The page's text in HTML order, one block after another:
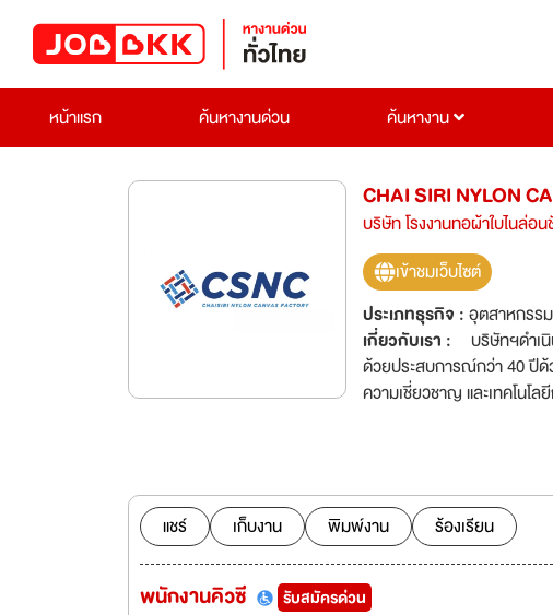
หน้าแรก
ค้นหางานด่วน ค้นหางาน
CHAI SIRI NYLON
บริษัท โรงงานทอผ้าใบไนล่อ
เข้าชมเว็บไซต์
ประเภทธุรกิจ :อุตสาหกรร
เกี่ยวกับเรา :
บริษัทฯดำเ
ด้วยประสบการณ์กว่า 40 ปี
ความเชี่ยวชาญ และเทคโน
Ltd., which is one of the
looking for a potential
แชร์ เก็บงาน พิมพ์งาน ร้องเรียน
พนักงานคิวซี รับสมัครด่วน